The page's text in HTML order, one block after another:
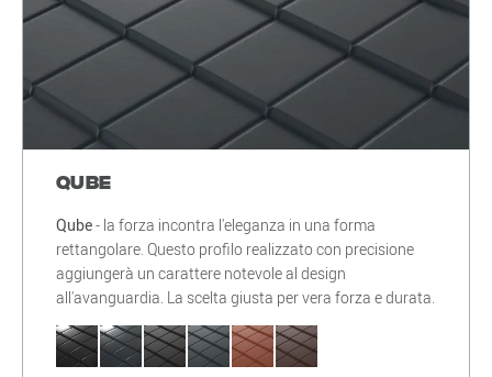
Qube
Qube- la forza incontra l'eleganza in una forma
rettangolare. Questo profilo realizzato con precisione
aggiungerà un carattere notevole al design
all'avanguardia. La scelta giusta per vera forza e durata.